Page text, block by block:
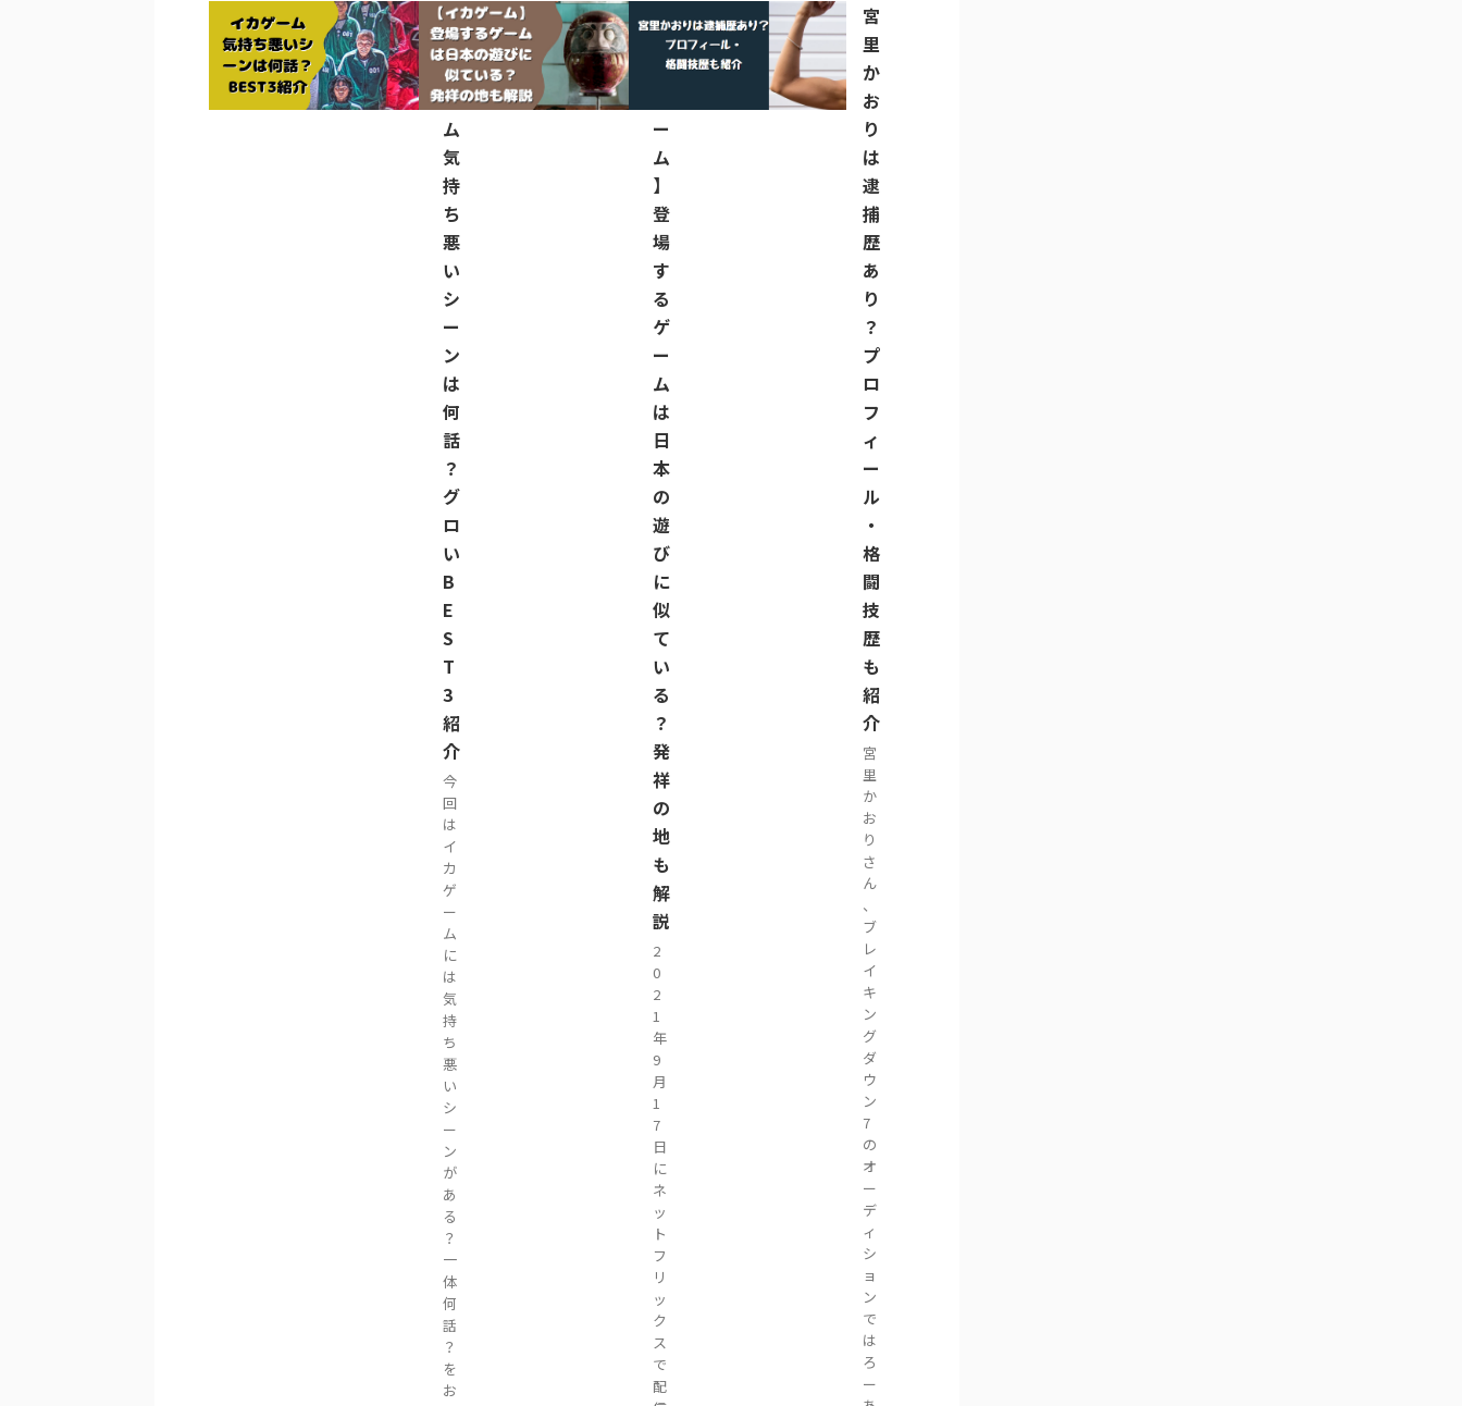
イ
カ
ゲ
ー
ム
気
持
ち
悪
い
シ
ー
ン
は
何
話
？
グ
ロ
い
B
E
S
T
3
紹
介
今
回
は
イ
カ
ゲ
ー
ム
に
は
気
持
ち
悪
い
シ
ー
ン
が
あ
る
？
一
体
何
話
？
を
お
【
イ
カ
ー
ム
】
登
場
す
る
ゲ
ー
ム
は
日
本
の
遊
び
に
似
て
い
る
？
発
祥
の
地
も
解
説
2
0
2
1
年
9
月
1
7
日
に
ネ
ッ
ト
フ
リ
ッ
ク
ス
で
配
宮
里
か
お
り
は
逮
捕
歴
あ
り
？
プ
ロ
フ
ィ
ー
ル
・
格
闘
技
歴
も
紹
介
宮
里
か
お
り
さ
ん
、
ブ
レ
イ
キ
ン
グ
ダ
ウ
ン
7
の
オ
ー
デ
ィ
シ
ョ
ン
で
は
ろ
ー